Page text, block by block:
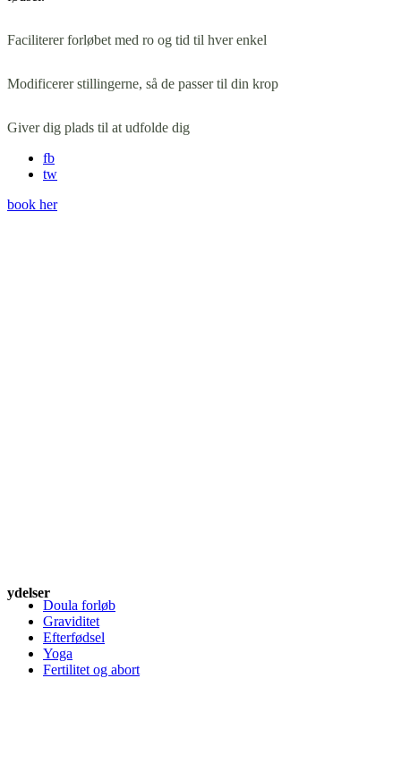
Faciliterer forløbet med ro og tid til hver enkel
Modificerer stillingerne, så de passer til din krop
Giver dig plads til at udfolde dig
fb
tw
book her
ydelser
Doula forløb
Graviditet
Efterfødsel
Yoga
Fertilitet og abort